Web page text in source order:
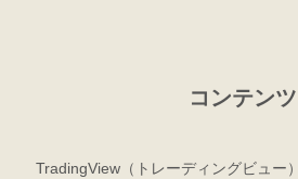
コンテンツ
TradingView（トレーディングビュー